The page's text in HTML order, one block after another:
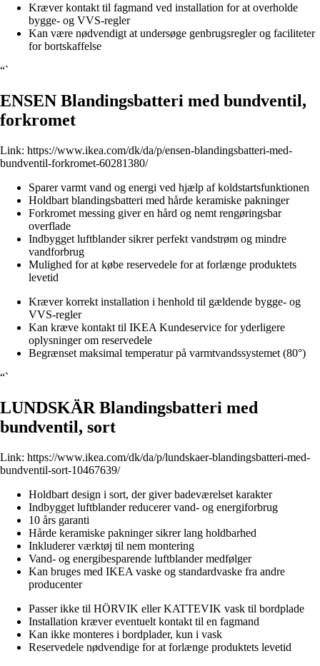
Kræver kontakt til fagmand ved installation for at overholde
bygge- og VVS-regler
Kan være nødvendigt at undersøge genbrugsregler og faciliteter
for bortskaffelse
“`
ENSEN Blandingsbatteri med bundventil,
forkromet
Link: https://www.ikea.com/dk/da/p/ensen-blandingsbatteri-med-
bundventil-forkromet-60281380/
Sparer varmt vand og energi ved hjælp af koldstartsfunktionen
Holdbart blandingsbatteri med hårde keramiske pakninger
Forkromet messing giver en hård og nemt rengøringsbar
overflade
Indbygget luftblander sikrer perfekt vandstrøm og mindre
vandforbrug
Mulighed for at købe reservedele for at forlænge produktets
levetid
Kræver korrekt installation i henhold til gældende bygge- og
VVS-regler
Kan kræve kontakt til IKEA Kundeservice for yderligere
oplysninger om reservedele
Begrænset maksimal temperatur på varmtvandssystemet (80°)
“`
LUNDSKÄR Blandingsbatteri med
bundventil, sort
Link: https://www.ikea.com/dk/da/p/lundskaer-blandingsbatteri-med-
bundventil-sort-10467639/
Holdbart design i sort, der giver badeværelset karakter
Indbygget luftblander reducerer vand- og energiforbrug
10 års garanti
Hårde keramiske pakninger sikrer lang holdbarhed
Inkluderer værktøj til nem montering
Vand- og energibesparende luftblander medfølger
Kan bruges med IKEA vaske og standardvaske fra andre
producenter
Passer ikke til HÖRVIK eller KATTEVIK vask til bordplade
Installation kræver eventuelt kontakt til en fagmand
Kan ikke monteres i bordplader, kun i vask
Reservedele nødvendige for at forlænge produktets levetid